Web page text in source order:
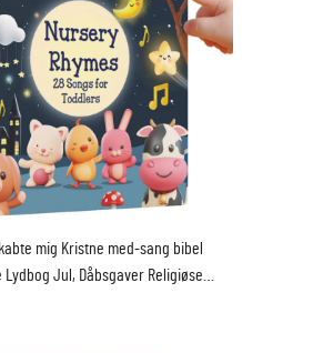
mig Kristne med-sang bibel
Lydbog Jul, Dåbsgaver Religiøse